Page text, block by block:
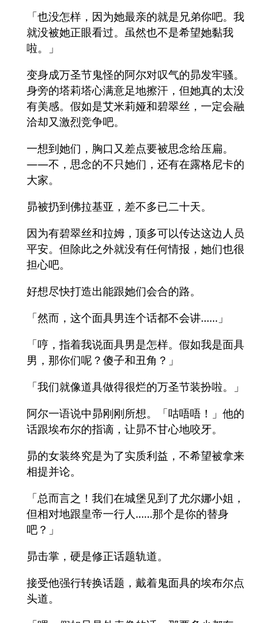
「也没怎样，因为她最亲的就是兄弟你吧。我
就没被她正眼看过。虽然也不是希望她黏我
啦。」
变身成万圣节鬼怪的阿尔对叹气的昴发牢骚。
身旁的塔莉塔心满意足地擦汗，但她真的太没
有美感。假如是艾米莉娅和碧翠丝，一定会融
洽却又激烈竞争吧。
一想到她们，胸口又差点要被思念给压扁。
——不，思念的不只她们，还有在露格尼卡的
大家。
昴被扔到佛拉基亚，差不多已二十天。
因为有碧翠丝和拉姆，顶多可以传达这边人员
平安。但除此之外就没有任何情报，她们也很
担心吧。
好想尽快打造出能跟她们会合的路。
「然而，这个面具男连个话都不会讲……」
「哼，指着我说面具男是怎样。假如我是面具
男，那你们呢？傻子和丑角？」
「我们就像道具做得很烂的万圣节装扮啦。」
阿尔一语说中昴刚刚所想。「咕唔唔！」他的
话跟埃布尔的指谪，让昴不甘心地咬牙。
昴的女装终究是为了实质利益，不希望被拿来
相提并论。
「总而言之！我们在城堡见到了尤尔娜小姐，
但相对地跟皇帝一行人……那个是你的替身
吧？」
昴击掌，硬是修正话题轨道。
接受他强行转换话题，戴着鬼面具的埃布尔点
头道。